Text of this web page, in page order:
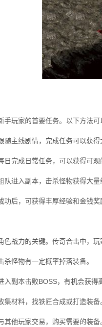
手玩家的首要任务。以下方法可
随主线剧情，完成任务可以获得
日完成日常任务，可以获得可观
队进入副本，击杀怪物获得大量
功后，可获得丰厚经验和金钱奖
色战力的关键。传奇合击中，玩
杀怪物有一定概率掉落装备。
入副本击败BOSS，有机会获得
集材料，找铁匠合成或打造装备
其他玩家交易，购买需要的装备